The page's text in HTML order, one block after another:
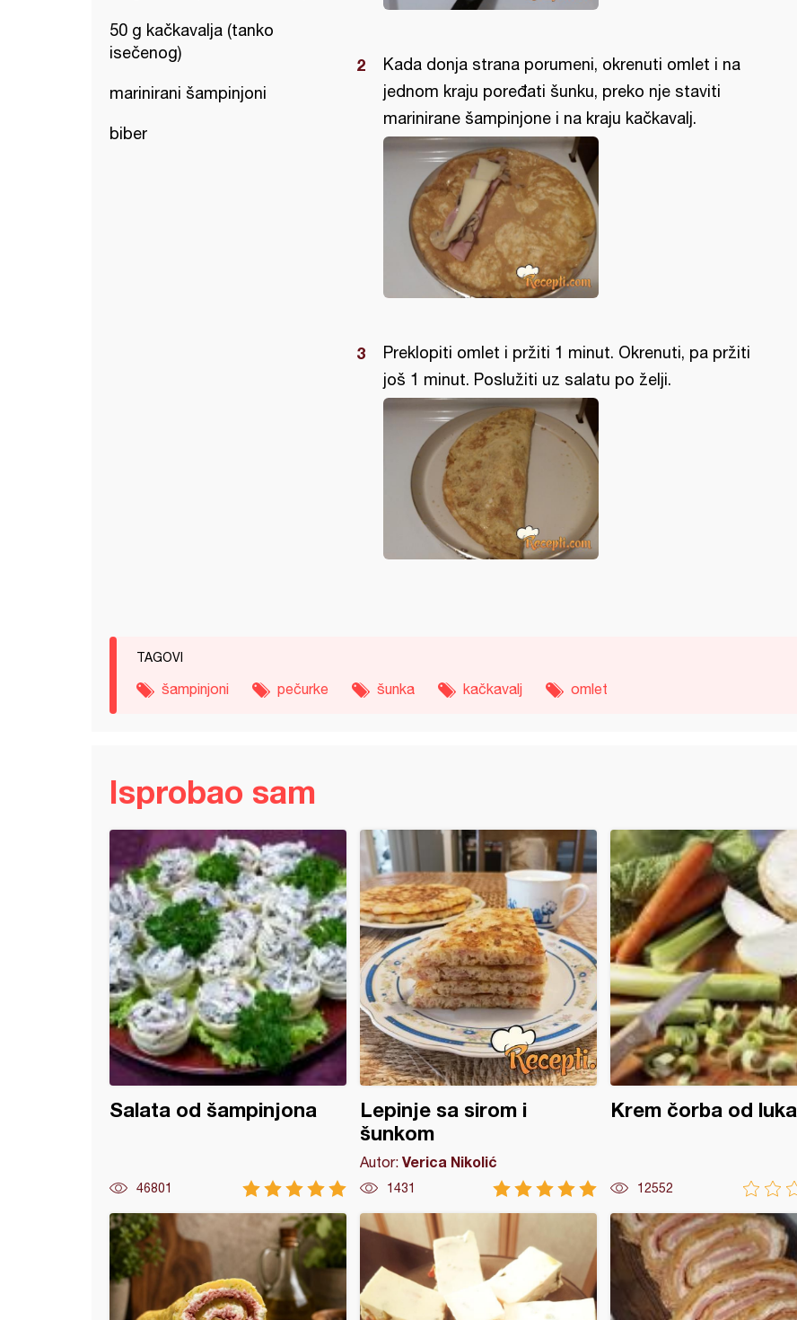
50 g kačkavalja (tanko
isečenog)
marinirani šampinjoni
biber
Kada donja strana porumeni, okrenuti omlet i na
jednom kraju poređati šunku, preko nje staviti
marinirane šampinjone i na kraju kačkavalj.
Preklopiti omlet i pržiti 1 minut. Okrenuti, pa pržiti
još 1 minut. Poslužiti uz salatu po želji.
TAGOVI
šampinjoni pečurke šunka kačkavalj omlet
Isprobao sam
Salata od šampinjona
46801
Lepinje sa sirom i
šunkom
Autor: Verica Nikolić
1431
Krem čorba od luka
12552
tikvica sa šunkom i pavlakom